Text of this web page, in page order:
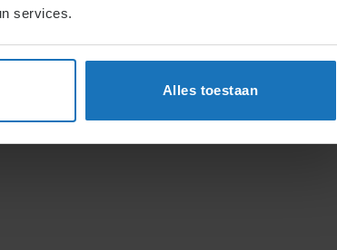
services.
Alles toestaan